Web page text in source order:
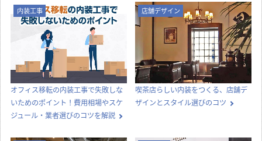
内装工事
オフィス移転の内装工事で失敗しな
いためのポイント！費用相場やスケ
ジュール・業者選びのコツを解説
店舗デザイン
喫茶店らしい内装をつくる、店舗デ
ザインとスタイル選びのコツ